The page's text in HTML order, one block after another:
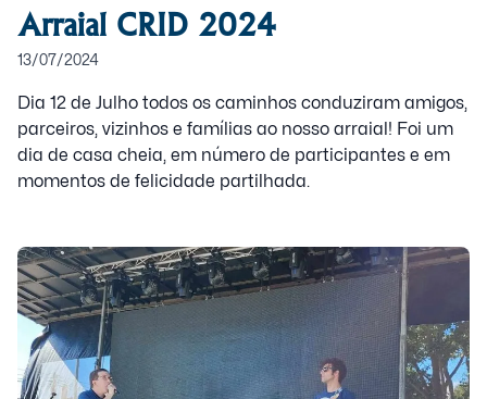
Arraial CRID 2024
13/07/2024
Dia 12 de Julho todos os caminhos conduziram amigos,
parceiros, vizinhos e famílias ao nosso arraial! Foi um
dia de casa cheia, em número de participantes e em
momentos de felicidade partilhada.